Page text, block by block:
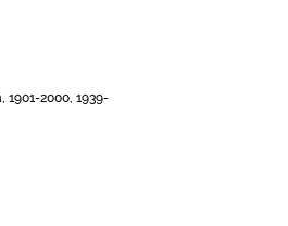
2000, 1939-